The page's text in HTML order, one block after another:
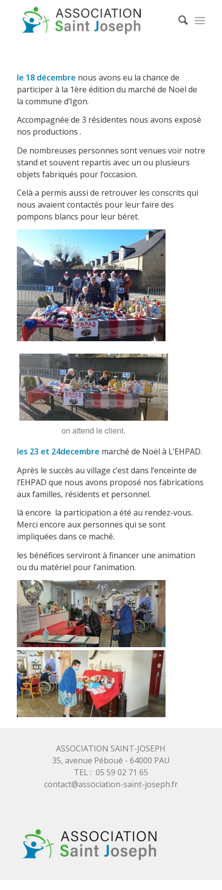
le 18 décembre nous avons eu la chance de
participer à la 1ère édition du marché de Noël de
la commune d’Igon.
Accompagnée de 3 résidentes nous avons exposé
nos productions .
De nombreuses personnes sont venues voir notre
stand et souvent repartis avec un ou plusieurs
objets fabriqués pour l’occasion.
Celà a permis aussi de retrouver les conscrits qui
nous avaient contactés pour leur faire des
pompons blancs pour leur béret.
on attend le client.
les 23 et 24decembre marché de Noël à L’EHPAD.
Après le succès au village c’est dans l’enceinte de
l’EHPAD que nous avons proposé nos fabrications
aux familles, résidents et personnel.
là encore la participation a été au rendez-vous.
Merci encore aux personnes qui se sont
impliquées dans ce maché.
les bénéfices serviront à financer une animation
ou du matériel pour l’animation.
ASSOCIATION SAINT-JOSEPH
35, avenue Péboué - 64000 PAU
TEL : 05 59 02 71 65
contact@association-saint-joseph.fr